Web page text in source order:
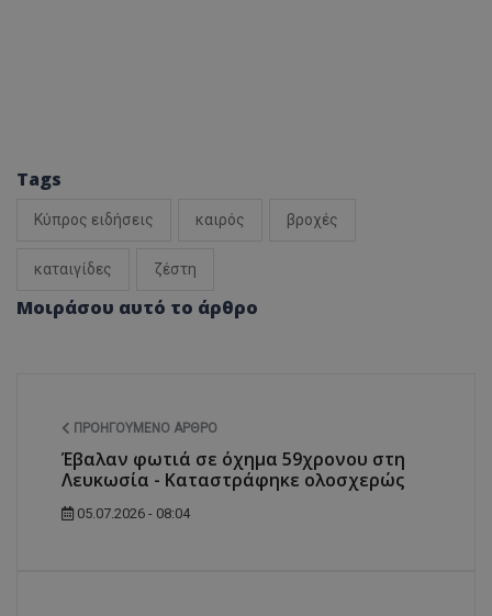
Tags
Κύπρος ειδήσεις καιρός βροχές
καταιγίδες ζέστη
Μοιράσου αυτό το άρθρο
ΠΡΟΗΓΟΎΜΕΝΟ ΆΡΘΡΟ
Έβαλαν φωτιά σε όχημα 59χρονου στη
Λευκωσία - Καταστράφηκε ολοσχερώς
05.07.2026 - 08:04